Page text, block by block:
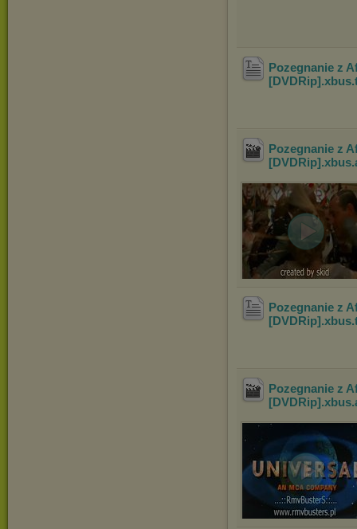
Pozegnanie z
[DVDRip].xbus
Pozegnanie z
[DVDRip].xbus
Pozegnanie z
[DVDRip].xbus
Pozegnanie z
[DVDRip].xbus